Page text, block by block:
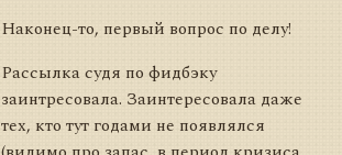
Наконец-то, первый вопрос по делу!
Рассылка судя по фидбэку
заинтресовала. Заинтересовала даже
тех, кто тут годами не появлялся